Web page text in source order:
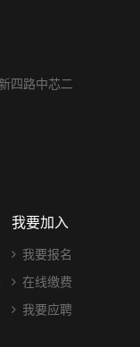
四路中芯二
我要加入
我要报名
在线缴费
我要应聘